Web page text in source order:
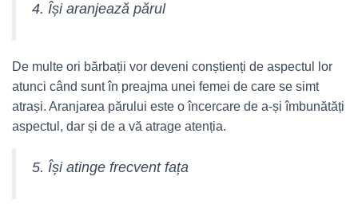
4. Își aranjează părul
De multe ori bărbații vor deveni conștienți de aspectul lor
atunci când sunt în preajma unei femei de care se simt
atrași. Aranjarea părului este o încercare de a-și îmbunătăți
aspectul, dar și de a vă atrage atenția.
5. Își atinge frecvent fața